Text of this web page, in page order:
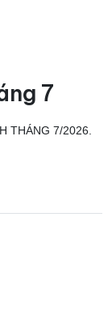
7
THÁNG 7/2026.